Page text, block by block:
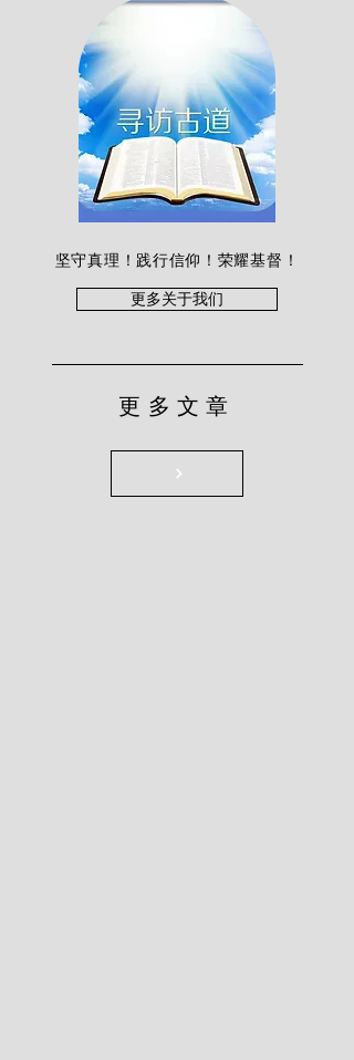
坚守真理！践行信仰！荣耀基督！
更多关于我们
更多文章